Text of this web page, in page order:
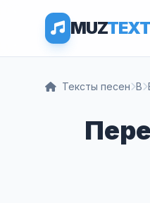
MUZTEXT
Тексты песен B